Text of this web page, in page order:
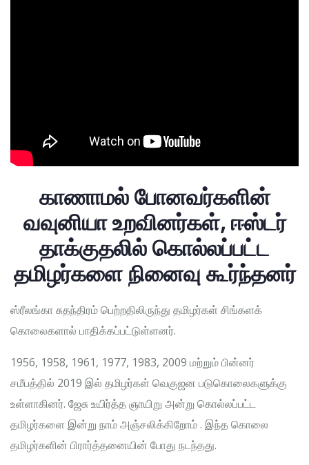
காணாமல் போனவர்களின்
வவுனியா உறவினர்கள், ஈஸ்டர்
தாக்குதலில் கொல்லப்பட்ட
தமிழர்களை நினைவு கூர்ந்தனர்
ஸ்ரீலங்கா சுதந்திரம் பெற்றதிலிருந்து தமிழர்கள் சிங்களக்
கொலைகளால் பாதிக்கப்பட்டுள்ளனர்.
1956, 1958, 1961, 1977, 1983, 2009 மற்றும் பின்னர்
சமீபத்தில் 2019 இல் தமிழர்கள் வெகுஜன படுகொலைகளுக்கு
உள்ளாகினர். ஜேசு உயிர்த்த ஞாயிறு அன்று கொல்லப்பட்ட
தமிழர்களை இன்று நாம் அஞ்சலிக்கிறோம் . இந்த கொலை
தமிழர்களின் பிரார்த்தனையின் போது நடந்தது.